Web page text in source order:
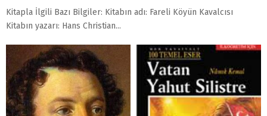
Kitapla İlgili Bazı Bilgiler: Kitabın adı: Fareli Köyün Kavalcısı
Kitabın yazarı: Hans Christian...